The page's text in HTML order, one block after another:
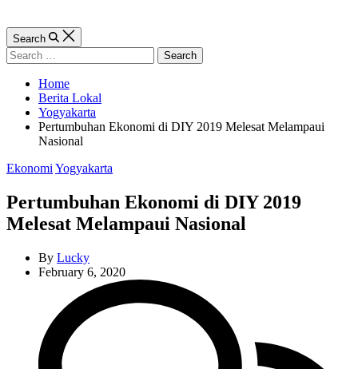
Search
Search
for:
Home
Berita Lokal
Yogyakarta
Pertumbuhan Ekonomi di DIY 2019 Melesat Melampaui
Nasional
Categories
Ekonomi Yogyakarta
Pertumbuhan Ekonomi di DIY 2019
Melesat Melampaui Nasional
By Lucky
February 6, 2020